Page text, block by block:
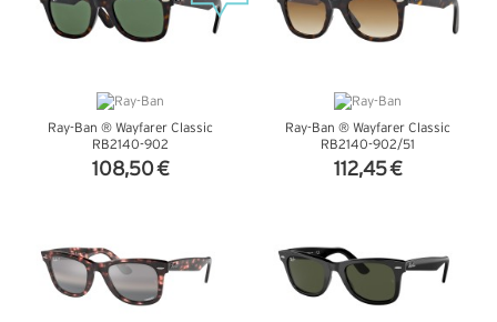
Ray-Ban ® Wayfarer Classic
RB2140-902
108,50 €
Ray-Ban ® Wayfarer Classic
RB2140-902/51
112,45 €